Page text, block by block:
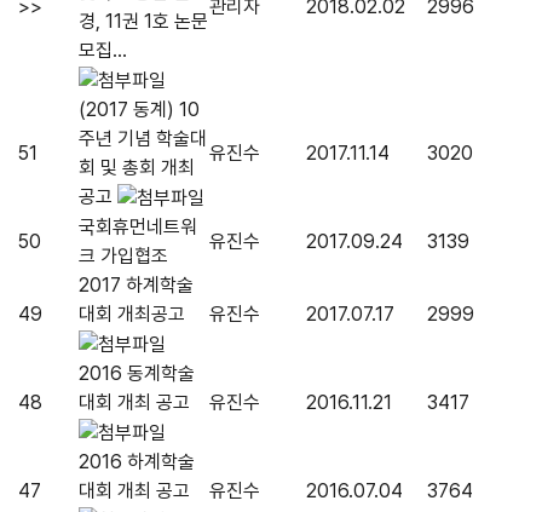
>>
경, 11권 1호 논문
모집...
관리자 2018.02.02 2996
51
(2017 동계) 10
주년 기념 학술대
회 및 총회 개최
공고
유진수 2017.11.14 3020
50
국회휴먼네트워
크 가입협조
유진수 2017.09.24 3139
49
2017 하계학술
대회 개최공고
유진수 2017.07.17 2999
48
2016 동계학술
대회 개최 공고
유진수 2016.11.21 3417
47
2016 하계학술
대회 개최 공고
유진수 2016.07.04 3764